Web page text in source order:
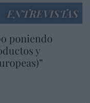
ENTREVISTAS
poniendo
y